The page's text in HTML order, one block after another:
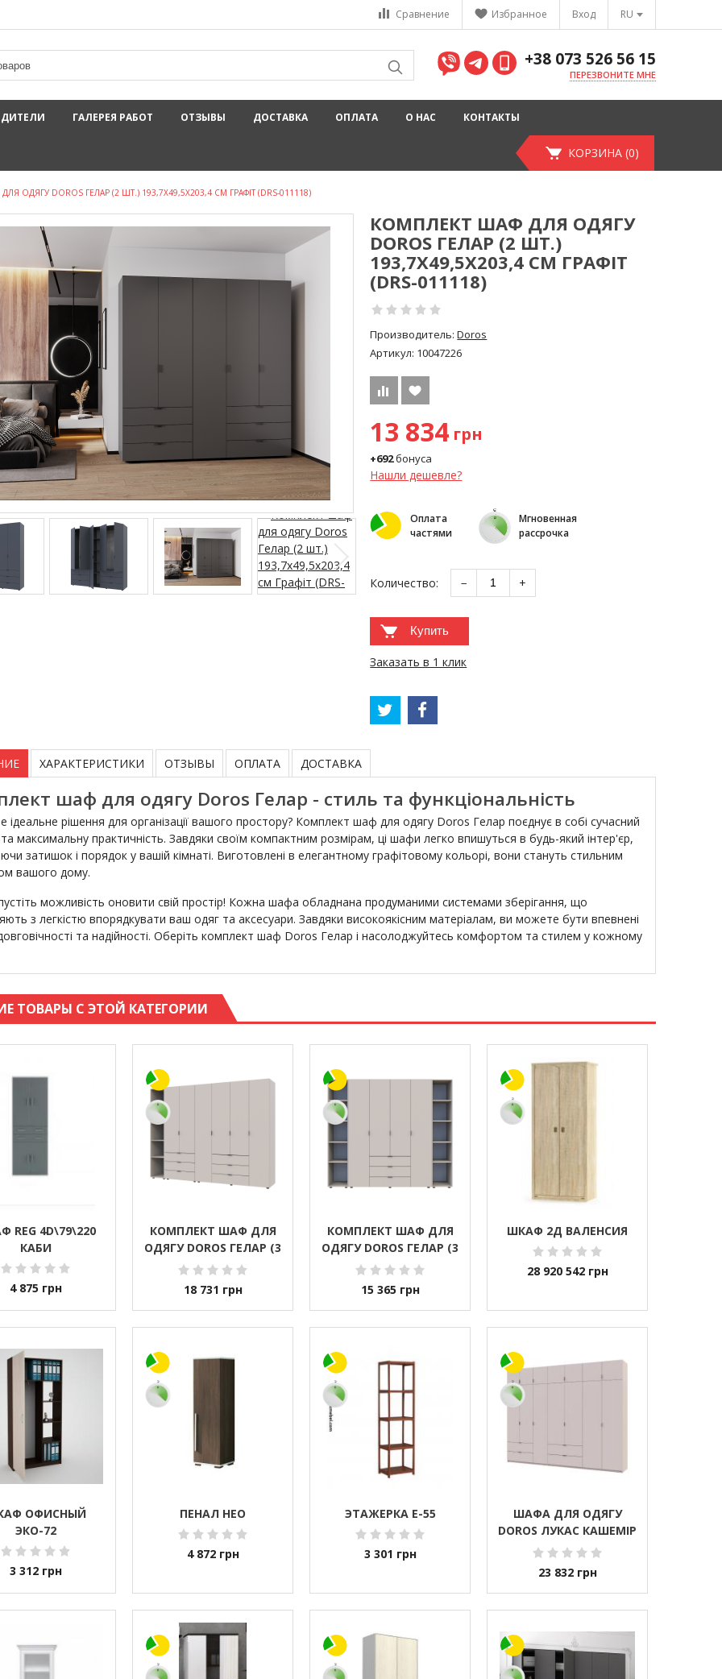
RU
Вход
Избранное
Сравнение
+38 073 526 56 15
ПЕРЕЗВОНИТЕ МНЕ
ГАЛЕРЕЯ РАБОТ ОТЗЫВЫ ДОСТАВКА ОПЛАТА О НАС КОНТАКТЫ
КОРЗИНА (0)
ОДЯГУ DOROS ГЕЛАР (2 ШТ.) 193,7Х49,5Х203,4 СМ ГРАФІТ (DRS-011118)
КОМПЛЕКТ ШАФ ДЛЯ ОДЯГУ
DOROS ГЕЛАР (2 ШТ.)
193,7Х49,5Х203,4 СМ ГРАФІТ
(DRS-011118)
Производитель:Doros
Артикул: 10047226
13 834 грн
+692бонуса
Нашли дешевле?
Оплата
частями
Мгновенная
рассрочка
Количество: − +
Купить
Заказать в 1 клик
ХАРАКТЕРИСТИКИ ОТЗЫВЫ ОПЛАТА ДОСТАВКА
шаф для одягу Doros Гелар - стиль та функціональність
ідеальне рішення для організації вашого простору? Комплект шаф для одягу Doros Гелар поєднує в собі сучасний
максимальну практичність. Завдяки своїм компактним розмірам, ці шафи легко впишуться в будь-який інтер'єр,
затишок і порядок у вашій кімнаті. Виготовлені в елегантному графітовому кольорі, вони стануть стильним
вашого дому.
можливість оновити свій простір! Кожна шафа обладнана продуманими системами зберігання, що
з легкістю впорядкувати ваш одяг та аксесуари. Завдяки високоякісним матеріалам, ви можете бути впевнені
довговічності та надійності. Оберіть комплект шаф Doros Гелар і насолоджуйтесь комфортом та стилем у кожному
ТОВАРЫ С ЭТОЙ КАТЕГОРИИ
REG 4D\79\220
КАБИ
4 875 грн
КОМПЛЕКТ ШАФ ДЛЯ
ОДЯГУ DOROS ГЕЛАР (3
ШТ.) 270,7Х49,5Х203,4
011251)
18 731 грн
КОМПЛЕКТ ШАФ ДЛЯ
ОДЯГУ DOROS ГЕЛАР (3
ШТ.) 231,4Х49,5Х203,4
011247)
15 365 грн
ШКАФ 2Д ВАЛЕНСИЯ
28 920 542 грн
ОФИСНЫЙ
ЭКО-72
3 312 грн
ПЕНАЛ НЕО
4 872 грн
ЭТАЖЕРКА Е-55
3 301 грн
ШАФА ДЛЯ ОДЯГУ
DOROS ЛУКАС КАШЕМІР
3+4 ДСП 300Х50Х240
23 832 грн